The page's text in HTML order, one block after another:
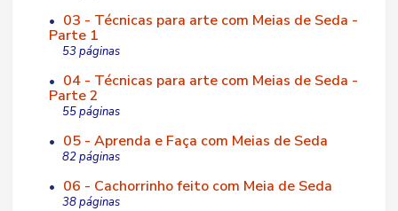
• 03 - Técnicas para arte com Meias de Seda -
Parte 1
53 páginas
• 04 - Técnicas para arte com Meias de Seda -
Parte 2
55 páginas
• 05 - Aprenda e Faça com Meias de Seda
82 páginas
• 06 - Cachorrinho feito com Meia de Seda
38 páginas